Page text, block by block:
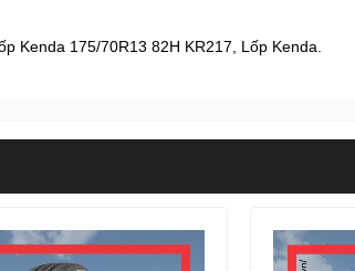
Kenda 175/70R13 82H KR217, Lốp Kenda.